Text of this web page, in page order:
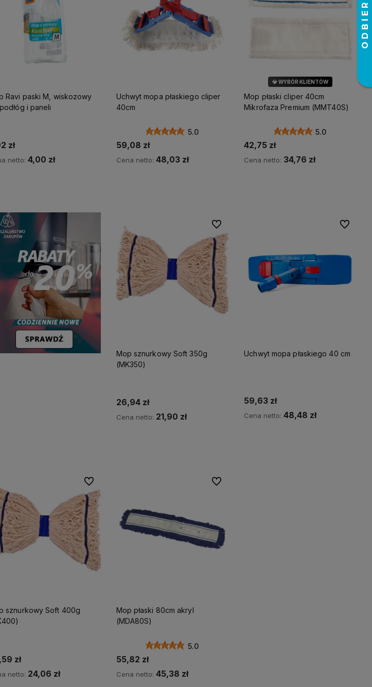
Ravi paski M, wiskozowy
i paneli
zł
netto: 4,00 zł
Uchwyt mopa płaskiego cliper
40cm
5.0
59,08 zł
Cena netto: 48,03 zł
💎 WYBÓR KLIENTÓW
Mop płaski cliper 40cm
Mikrofaza Premium (MMT40S)
5.0
42,75 zł
Cena netto: 34,76 zł
Mop sznurkowy Soft 350g
(MK350)
26,94 zł
Cena netto: 21,90 zł
Do ulubionych
Uchwyt mopa płaskiego 40 cm
59,63 zł
Cena netto:48,48 zł
Do
sznurkowy Soft 400g
zł
netto: 24,06 zł
Do ulubionych
Mop płaski 80cm akryl
(MDA80S)
5.0
55,82 zł
Cena netto: 45,38 zł
Do ulubionych